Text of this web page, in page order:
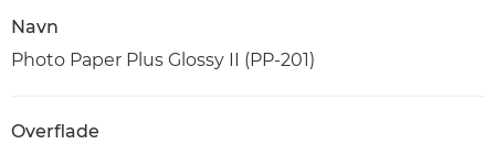
Navn
Photo Paper Plus Glossy II (PP-201)
Overflade